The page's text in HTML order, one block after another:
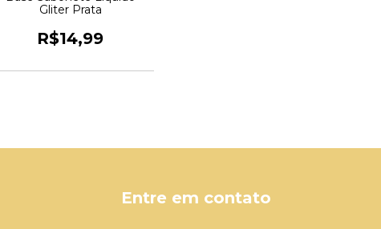
Gliter Prata
R$14,99
Entre em contato